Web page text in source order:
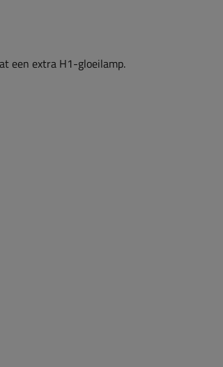
een extra H1-gloeilamp.